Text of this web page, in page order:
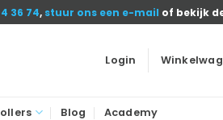
36 74, stuur ons een e-mail of bekijk
Login
Blog Academy